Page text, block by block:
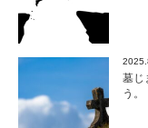
墓じ
う。